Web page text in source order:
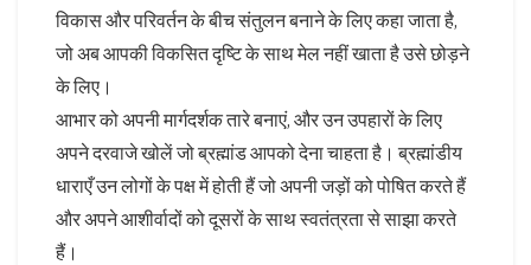
विकास और परिवर्तन के बीच संतुलन बनाने के लिए कहा जाता है,
जो अब आपकी विकसित दृष्टि के साथ मेल नहीं खाता है उसे छोड़ने
के लिए।
आभार को अपनी मार्गदर्शक तारे बनाएं, और उन उपहारों के लिए
अपने दरवाजे खोलें जो ब्रह्मांड आपको देना चाहता है। ब्रह्मांडीय
धाराएँ उन लोगों के पक्ष में होती हैं जो अपनी जड़ों को पोषित करते हैं
और अपने आशीर्वादों को दूसरों के साथ स्वतंत्रता से साझा करते
हैं।